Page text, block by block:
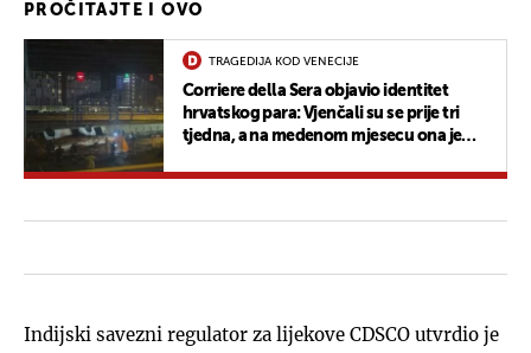
PROČITAJTE I OVO
TRAGEDIJA KOD VENECIJE
Corriere della Sera objavio identitet
hrvatskog para: Vjenčali su se prije tri
tjedna, a na medenom mjesecu ona je
Indijski savezni regulator za lijekove CDSCO utvrdio je